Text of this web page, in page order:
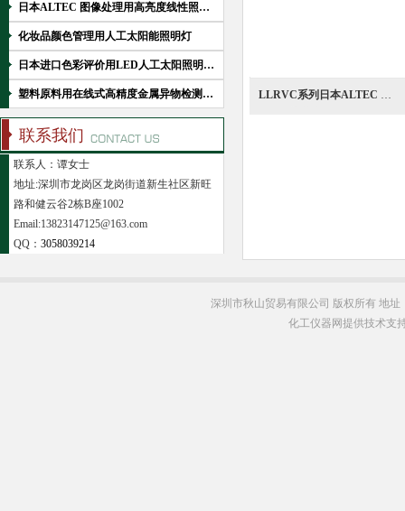
LLRVC系列日本ALTEC FAN可改变照射宽度高强度照明灯
日本ALTEC 图像处理用高亮度线性照明灯介绍
化妆品颜色管理用人工太阳能照明灯
日本进口色彩评价用LED人工太阳照明灯的特点
塑料原料用在线式高精度金属异物检测去除装置MED系列介绍
联系我们
联系人：谭女士
地址:深圳市龙岗区龙岗街道新生社区新旺
路和健云谷2栋B座1002
Email:13823147125@163.com
QQ： 3058039214
深圳市秋山贸易有限公司 版权所有 地
化工仪器网提供技术支